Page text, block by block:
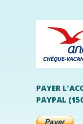
PAYER
PAYPAL